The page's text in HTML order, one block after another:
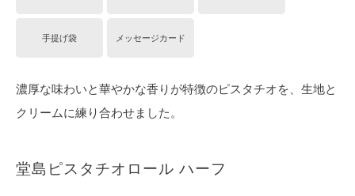
手提げ袋 メッセージカード
濃厚な味わいと華やかな香りが特徴のピスタチオを、生地と
クリームに練り合わせました。
堂島ピスタチオロール ハーフ